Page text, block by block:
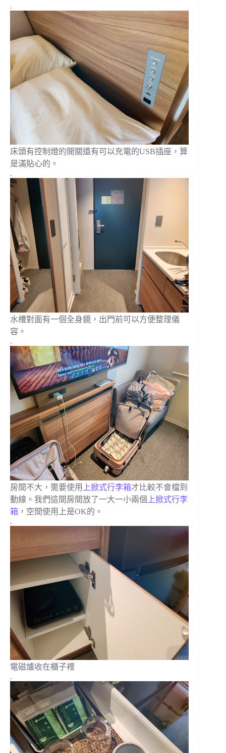
.
床頭有控制燈的開關還有可以充電的USB插座，算
是滿貼心的。
.
水槽對面有一個全身鏡，出門前可以方便整理儀
容。
.
房間不大，需要使用 上掀式行李箱才比較不會檔到
動線。我們這間房間放了一大一小兩個
上掀式行李
箱 ，空間使用上是OK的。
.
電磁爐收在櫃子裡
.